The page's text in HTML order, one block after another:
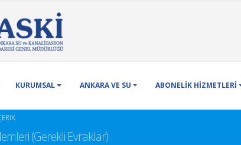
KURUMSAL ANKARA VE SU ABONELİK HİZMETLERİ
(Gerekli Evraklar)